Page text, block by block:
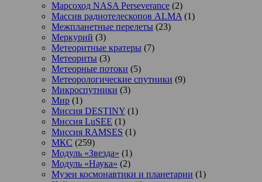
Марсоход NASA Perseverance (2)
Массив радиотелескопов ALMA (1)
Межпланетные перелеты (23)
Меркурий (3)
Метеоритные кратеры (7)
Метеориты (3)
Метеорные потоки (5)
Метеорологические спутники (9)
Микроспутники (3)
Мир (1)
Миссия DESTINY (1)
Миссия LuSEE (1)
Миссия RAMSES (1)
МКС (259)
Модуль «Звезда» (1)
Модуль «Наука» (2)
Музеи космонавтики и планетарии (1)